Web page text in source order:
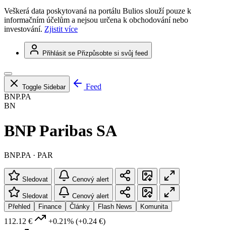
Veškerá data poskytovaná na portálu Bulios slouží pouze k
informačním účelům a nejsou určena k obchodování nebo
investování. Zjistit více
Přihlásit se Přizpůsobte si svůj feed
Toggle Sidebar
Feed
BNP.PA
BN
BNP Paribas SA
BNP.PA · PAR
Sledovat Cenový alert
Sledovat
Cenový alert
Přehled
Finance Články Flash News Komunita
112.12 € +0.21% (+0.24 €)